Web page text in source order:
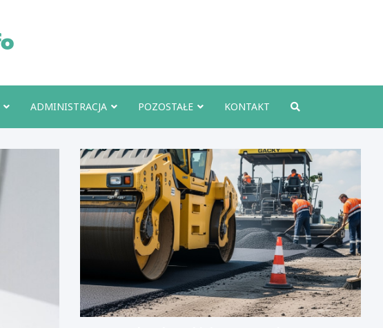
ADMINISTRACJA POZOSTAŁE KONTAKT